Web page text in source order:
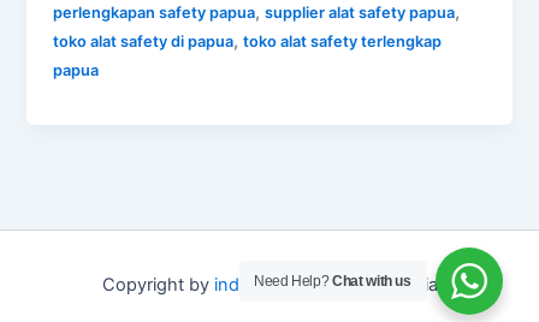
perlengkapan safety papua,supplier alat safety papua,
toko alat safety di papua,toko alat safety terlengkap
papua
Copyright by indo depo safetyIndonesia
Need Help?Chat with us